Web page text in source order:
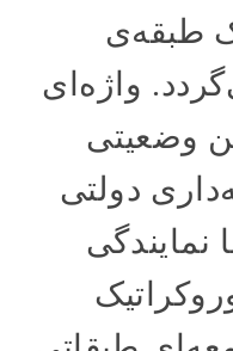
طبقه‌ی
واژه‌ای
وضعیتی
دولتی